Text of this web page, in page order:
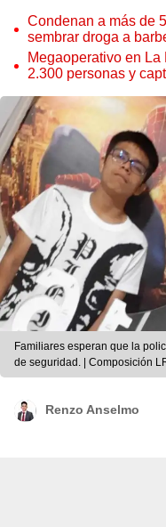
Condenan a más de
sembrar droga a
Megaoperativo en
2.300 personas y
Familiares esperan que la
de seguridad. | Composición
Renzo Anselmo